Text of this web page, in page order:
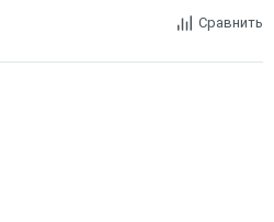
Сравнить